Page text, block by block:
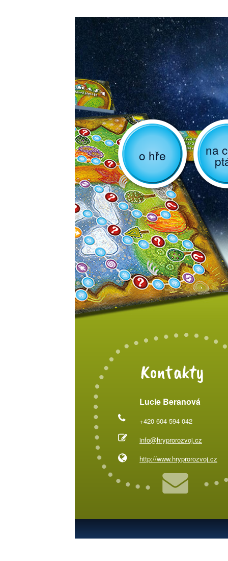
o hře na
Kontakty
Lucie Beranová
+420 604 594 042
info@hryprorozvoj.cz
http://www.hryprorozvoj.cz